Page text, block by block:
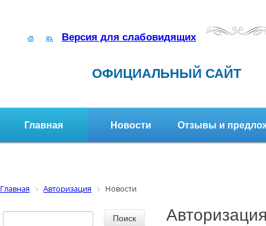
Версия для слабовидящих
ОФИЦИАЛЬНЫЙ САЙТ
Главная Новости Отзывы и
Главная Авторизация Новости